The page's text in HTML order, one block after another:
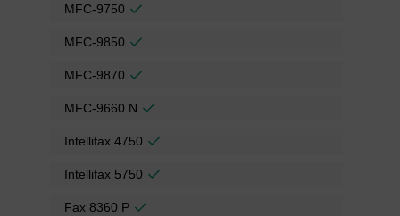
MFC-9750
MFC-9850
MFC-9870
MFC-9660 N
Intellifax 4750
Intellifax 5750
Fax 8360 P